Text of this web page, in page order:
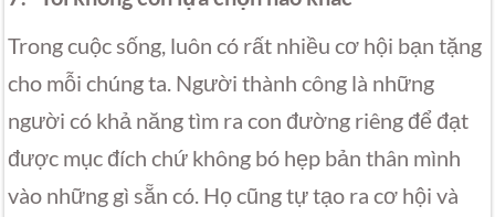
Trong cuộc sống, luôn có rất nhiều cơ hội bạn tặng
cho mỗi chúng ta. Người thành công là những
người có khả năng tìm ra con đường riêng để đạt
được mục đích chứ không bó hẹp bản thân mình
vào những gì sẵn có. Họ cũng tự tạo ra cơ hội và